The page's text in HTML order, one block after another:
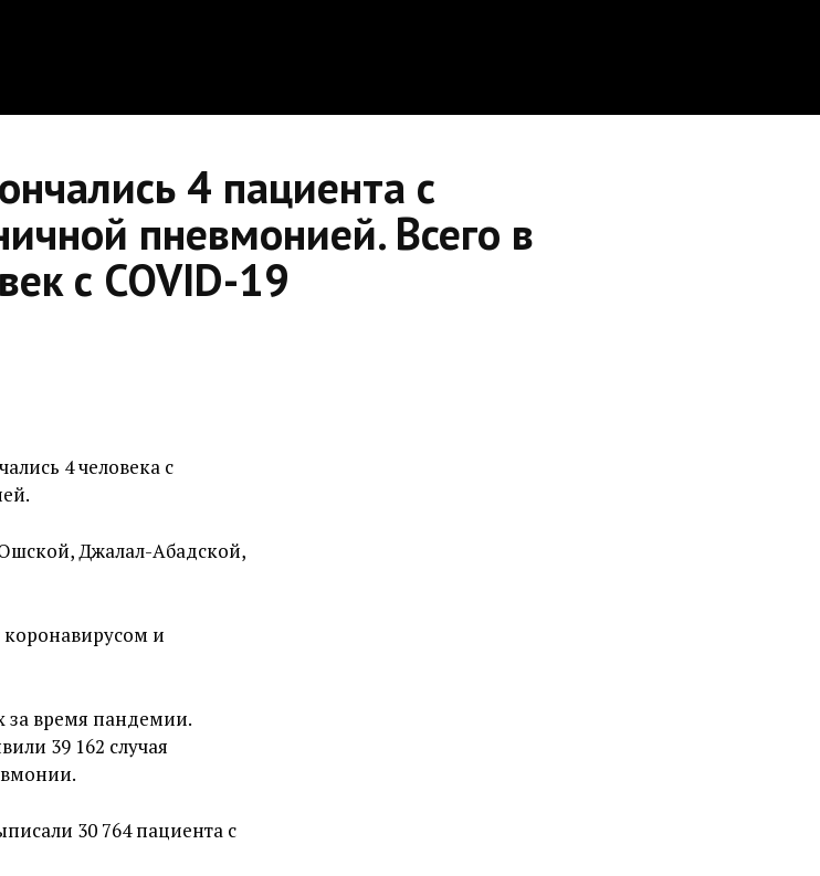
4 пациента с
пневмонией. Всего в
с COVID-19
4 человека с
Джалал-Абадской,
коронавирусом и
за время пандемии.
39 162 случая
30 764 пациента с